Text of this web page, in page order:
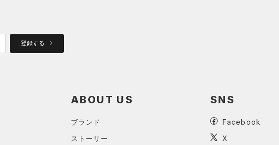
登録する
ABOUT US
ブランド
ストーリー
SNS
Facebook
X